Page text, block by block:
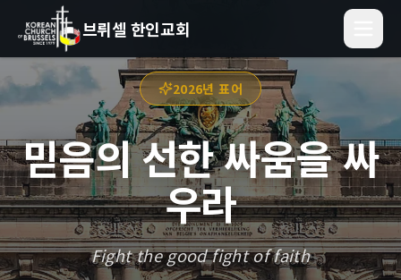
브뤼셀 한인교회
2026년 표어
믿음의 선한 싸움을 싸
우라
Fight the good fight of faith